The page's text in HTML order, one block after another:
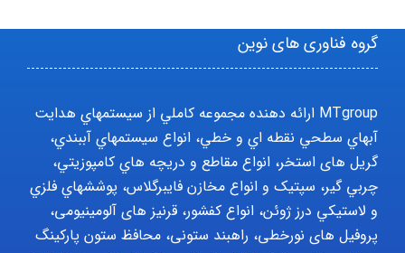
گروه فناوری های نوین
MTgroup ارائه دهنده مجموعه کاملي از سيستمهاي هدايت
آبهاي سطحي نقطه اي و خطي، انواع سيستمهاي آببندي،
گریل های استخر، انواع مقاطع و دريچه هاي کامپوزيتي،
چربي گير، سپتيک و انواع مخازن فايبرگلاس، پوششهاي فلزي
و لاستيکي درز ژوئن، انواع کفشور، قرنیز های آلومینیومی،
پروفیل های نورخطی، راهبند ستونی، محافظ ستون پارکينگ